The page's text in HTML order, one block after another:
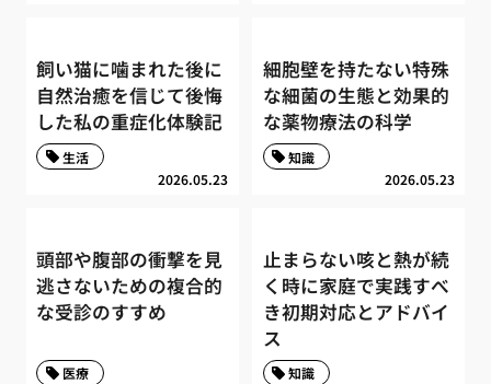
飼い猫に噛まれた後に
自然治癒を信じて後悔
した私の重症化体験記
2026.05.23
生活
細胞壁を持たない特殊
な細菌の生態と効果的
な薬物療法の科学
2026.05.23
知識
頭部や腹部の衝撃を見
逃さないための複合的
な受診のすすめ
医療
止まらない咳と熱が続
く時に家庭で実践すべ
き初期対応とアドバイ
ス
知識